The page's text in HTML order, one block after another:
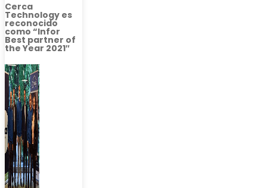
Cerca
Technology es
reconocido
como “Infor
Best partner of
the Year 2021″